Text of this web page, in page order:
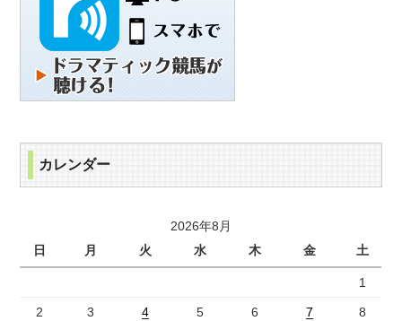
カレンダー
2026年8月
日
月 火 水 木 金 土
1
2 3 4 5 6 7 8